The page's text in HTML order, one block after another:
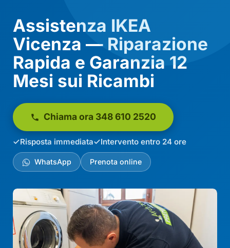
Assistenza IKEA
Vicenza — Riparazione
Rapida e Garanzia 12
Mesi sui Ricambi
Chiama ora 348 610 2520
Risposta immediata Intervento entro 24 ore
WhatsApp Prenota online